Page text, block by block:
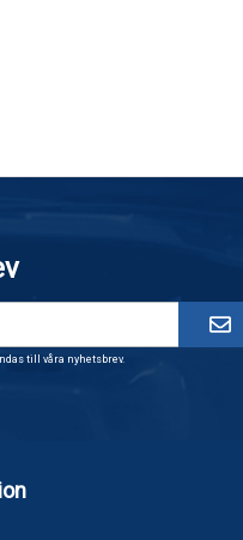
till våra nyhetsbrev.